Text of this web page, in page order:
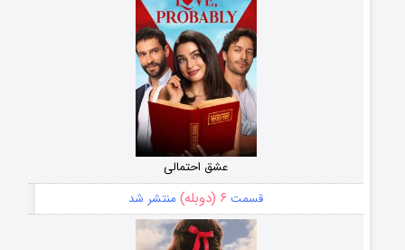
عشق احتمالی
قسمت ۶ (دوبله) منتشر شد